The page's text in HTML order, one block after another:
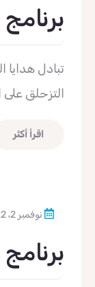
برنامج
تبادل
التزحلق على
اقرأ أكثر
نوفمبر 2، 2022